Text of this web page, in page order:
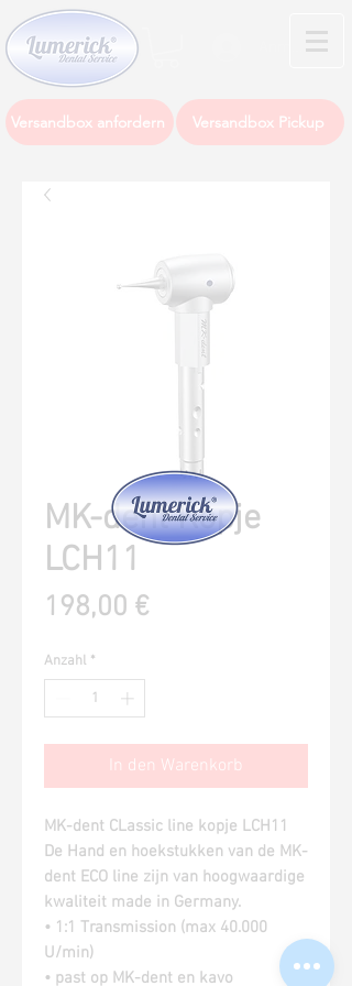
Anmelden
Versandbox anfordern Versandbox Pickup
MK-dent Kopje
LCH11
198,00 €
Anzahl *
In den Warenkorb
MK-dent CLassic line kopje LCH11
De Hand en hoekstukken van de MK-
dent ECO line zijn van hoogwaardige
kwaliteit made in Germany.
• 1:1 Transmission (max 40.000
U/min)
• past op MK-dent en kavo